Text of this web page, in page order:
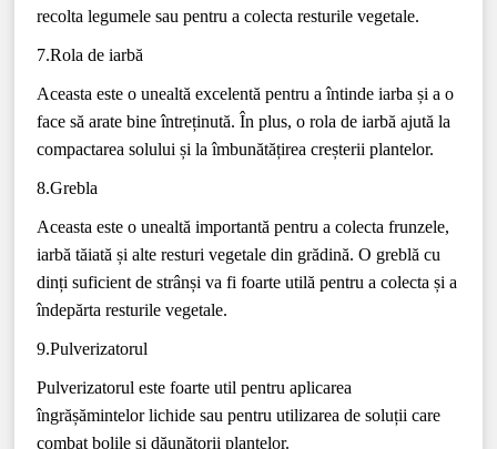
recolta legumele sau pentru a colecta resturile vegetale.
7.Rola de iarbă
Aceasta este o unealtă excelentă pentru a întinde iarba și a o
face să arate bine întreținută. În plus, o rola de iarbă ajută la
compactarea solului și la îmbunătățirea creșterii plantelor.
8.Grebla
Aceasta este o unealtă importantă pentru a colecta frunzele,
iarbă tăiată și alte resturi vegetale din grădină. O greblă cu
dinți suficient de strânși va fi foarte utilă pentru a colecta și a
îndepărta resturile vegetale.
9.Pulverizatorul
Pulverizatorul este foarte util pentru aplicarea
îngrășămintelor lichide sau pentru utilizarea de soluții care
combat bolile și dăunătorii plantelor.